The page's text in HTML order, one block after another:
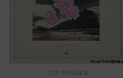
ПОП МУЗЫКА